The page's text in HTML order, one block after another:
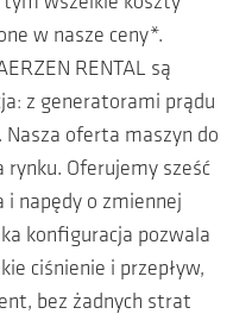
w nasze ceny*.
RENTAL są
z generatorami prądu
oferta maszyn do
Oferujemy sześć
i napędy o zmiennej
konfiguracja pozwala
ciśnienie i przepływ,
bez żadnych strat